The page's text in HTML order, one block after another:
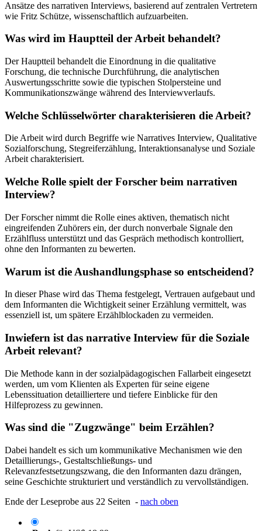
Ansätze des narrativen Interviews, basierend auf zentralen Vertretern
wie Fritz Schütze, wissenschaftlich aufzuarbeiten.
Was wird im Hauptteil der Arbeit behandelt?
Der Hauptteil behandelt die Einordnung in die qualitative
Forschung, die technische Durchführung, die analytischen
Auswertungsschritte sowie die typischen Stolpersteine und
Kommunikationszwänge während des Interviewverlaufs.
Welche Schlüsselwörter charakterisieren die Arbeit?
Die Arbeit wird durch Begriffe wie Narratives Interview, Qualitative
Sozialforschung, Stegreiferzählung, Interaktionsanalyse und Soziale
Arbeit charakterisiert.
Welche Rolle spielt der Forscher beim narrativen
Interview?
Der Forscher nimmt die Rolle eines aktiven, thematisch nicht
eingreifenden Zuhörers ein, der durch nonverbale Signale den
Erzählfluss unterstützt und das Gespräch methodisch kontrolliert,
ohne den Informanten zu bewerten.
Warum ist die Aushandlungsphase so entscheidend?
In dieser Phase wird das Thema festgelegt, Vertrauen aufgebaut und
dem Informanten die Wichtigkeit seiner Erzählung vermittelt, was
essenziell ist, um spätere Erzählblockaden zu vermeiden.
Inwiefern ist das narrative Interview für die Soziale
Arbeit relevant?
Die Methode kann in der sozialpädagogischen Fallarbeit eingesetzt
werden, um vom Klienten als Experten für seine eigene
Lebenssituation detailliertere und tiefere Einblicke für den
Hilfeprozess zu gewinnen.
Was sind die "Zugzwänge" beim Erzählen?
Dabei handelt es sich um kommunikative Mechanismen wie den
Detaillierungs-, Gestaltschließungs- und
Relevanzfestsetzungszwang, die den Informanten dazu drängen,
seine Geschichte strukturiert und verständlich zu vervollständigen.
Ende der Leseprobe aus 22 Seiten - nach oben